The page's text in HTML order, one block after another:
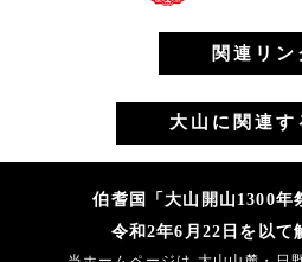
関連リン
大山に関連す
伯耆国「大山開山1300年
令和2年6月22日を以て